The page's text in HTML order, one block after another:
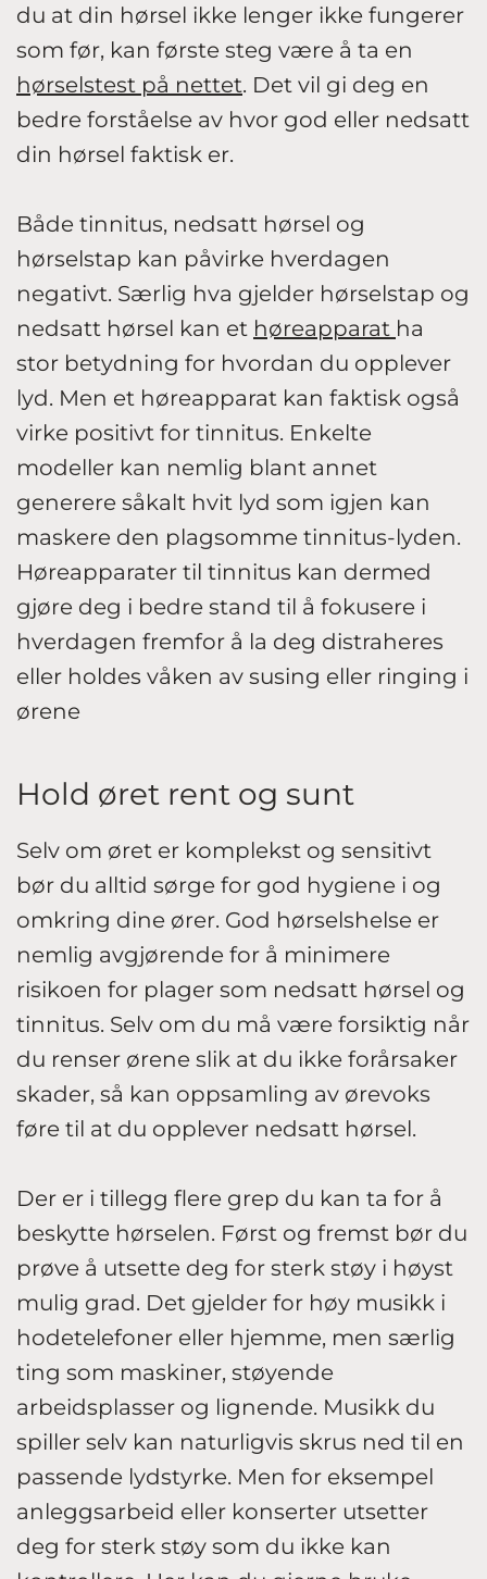
du at din hørsel ikke lenger ikke fungerer
som før, kan første steg være å ta en
hørselstest på nettet. Det vil gi deg en
bedre forståelse av hvor god eller nedsatt
din hørsel faktisk er.
Både tinnitus, nedsatt hørsel og
hørselstap kan påvirke hverdagen
negativt. Særlig hva gjelder hørselstap og
nedsatt hørsel kan et høreapparat ha
stor betydning for hvordan du opplever
lyd. Men et høreapparat kan faktisk også
virke positivt for tinnitus. Enkelte
modeller kan nemlig blant annet
generere såkalt hvit lyd som igjen kan
maskere den plagsomme tinnitus-lyden.
Høreapparater til tinnitus kan dermed
gjøre deg i bedre stand til å fokusere i
hverdagen fremfor å la deg distraheres
eller holdes våken av susing eller ringing i
ørene
Hold øret rent og sunt
Selv om øret er komplekst og sensitivt
bør du alltid sørge for god hygiene i og
omkring dine ører. God hørselshelse er
nemlig avgjørende for å minimere
risikoen for plager som nedsatt hørsel og
tinnitus. Selv om du må være forsiktig når
du renser ørene slik at du ikke forårsaker
skader, så kan oppsamling av ørevoks
føre til at du opplever nedsatt hørsel.
Der er i tillegg flere grep du kan ta for å
beskytte hørselen. Først og fremst bør du
prøve å utsette deg for sterk støy i høyst
mulig grad. Det gjelder for høy musikk i
hodetelefoner eller hjemme, men særlig
ting som maskiner, støyende
arbeidsplasser og lignende. Musikk du
spiller selv kan naturligvis skrus ned til en
passende lydstyrke. Men for eksempel
anleggsarbeid eller konserter utsetter
deg for sterk støy som du ikke kan